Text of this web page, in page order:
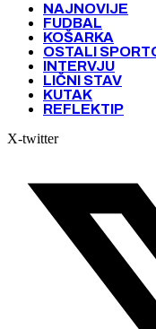
NAJNOVIJE
FUDBAL
KOŠARKA
OSTALI
INTERVJU
LIČNI STAV
KUTAK
REFLEKTIP
X-twitter